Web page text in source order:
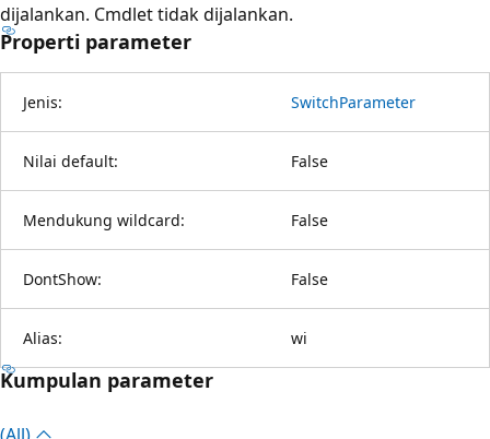
dijalankan. Cmdlet tidak dijalankan.
Properti parameter
Jenis: SwitchParameter
Nilai default: False
Mendukung wildcard: False
DontShow: False
Alias: wi
Kumpulan parameter
(All)